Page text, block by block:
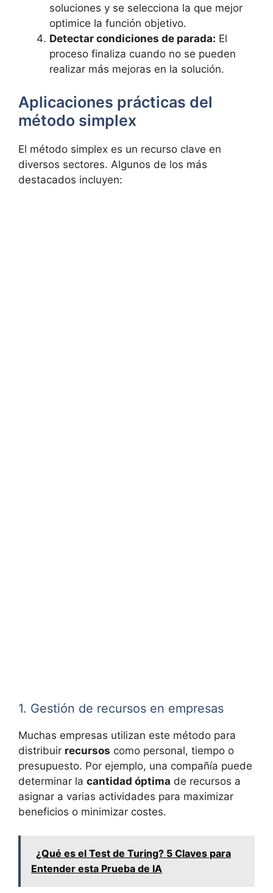
soluciones y se selecciona la que mejor
optimice la función objetivo.
Detectar condiciones de parada: El
proceso finaliza cuando no se pueden
realizar más mejoras en la solución.
Aplicaciones prácticas del
método simplex
El método simplex es un recurso clave en
diversos sectores. Algunos de los más
destacados incluyen:
1. Gestión de recursos en empresas
Muchas empresas utilizan este método para
distribuir recursos como personal, tiempo o
presupuesto. Por ejemplo, una compañía puede
determinar la cantidad óptima de recursos a
asignar a varias actividades para maximizar
beneficios o minimizar costes.
¿Qué es el Test de Turing? 5 Claves para
Entender esta Prueba de IA